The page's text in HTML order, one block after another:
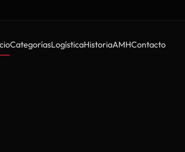
CategoríasLogísticaHistoriaAMHContacto